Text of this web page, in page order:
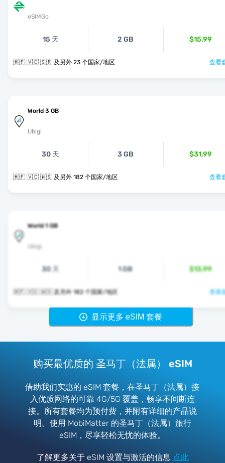
eSIMGo
15 天 2 GB $15.99
🇲🇫 🇻🇨 🇸🇷 及另外 23 个国家/地区 查看
World 3 GB
Ubigi
30 天 3 GB $31.99
🇲🇫 🇻🇨 🇼🇸 及另外 182 个国家/地区 查看
World 1 GB
Ubigi
30 天 1 GB $13.99
🇲🇫 🇻🇨 🇼🇸 及另外 182 个国家/地区 查看
显示更多 eSIM 套餐
购买最优质的 圣马丁（法属） eSIM
借助我们实惠的 eSIM 套餐，在圣马丁（法属）接
入优质网络的可靠 4G/5G 覆盖，畅享不间断连
接。所有套餐均为预付费，并附有详细的产品说
明。使用 MobiMatter 的圣马丁（法属）旅行
eSIM，尽享轻松无忧的体验。
了解更多关于 eSIM 设置与激活的信息 点此